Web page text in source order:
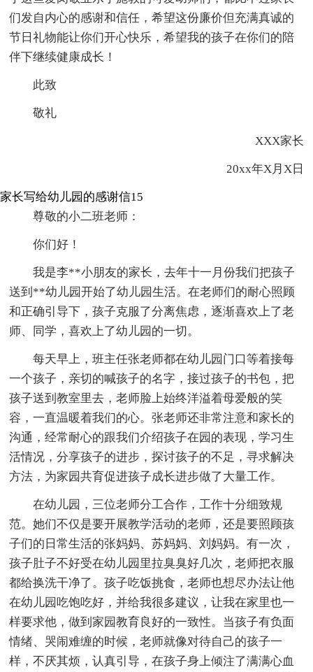
们发自内心的感谢和信任，希望这份廉价但充满真诚的
节日礼物能让你们开心快乐，希望我的孩子在你们的陪
伴下继续健康成长！
此致
敬礼
XXX家长
20xx年X月X日
家长写给幼儿园的感谢信15
尊敬的小二班老师：
你们好！
我是李**小朋友的家长，去年十一月份我们把孩子
送到**幼儿园开始了幼儿园生活。在老师们的耐心照顾
和正确引导下，孩子克服了分离焦虑，逐渐喜欢上了老
师、同学，喜欢上了幼儿园的一切。
每天早上，班主任张老师都在幼儿园门口等着接每
一个孩子，亲切的喊孩子的名字，接过孩子的书包，把
孩子送到教室里去，老师脸上始终洋溢着母爱般的笑
容，一直温暖着我们的心。张老师还非常注意和家长的
沟通，经常耐心的跟我们介绍孩子在园的表现，学习生
活情况，分享孩子的进步，探讨孩子的不足，寻求解决
方法，为家园共育促进孩子成长进步做了大量工作。
在幼儿园，三位老师分工合作，工作十分细致规
范。她们不仅是要开展教学活动的老师，还是要照顾孩
子们的日常生活的张妈妈、苏妈妈、刘妈妈。有一次，
孩子肚子不好受在幼儿园里拉臭臭好几次，老师把衣服
都给换洗干净了。孩子吃饭挑食，老师也想尽办法让他
在幼儿园吃饱吃好，并给我很多建议，让我在家里也一
样要求他，做到家园教育良好的一致性。当孩子有负面
情绪、哭闹难缠的时候，老师就像对待自己的孩子一
样，不厌其烦，认真引导，在孩子身上倾注了满满心血